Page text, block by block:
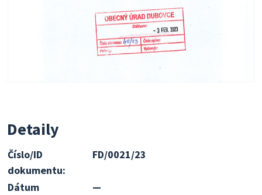
Detaily
Číslo/ID
dokumentu:
FD/0021/23
Dátum
—